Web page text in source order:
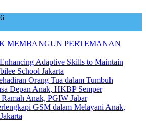
MEMBANGUN PERTEMANAN
Adaptive Skills to Maintain
School Jakarta
Orang Tua dalam Tumbuh
Depan Anak, HKBP Semper
Ramah Anak, PGIW Jabar
GSM dalam Melayani Anak,